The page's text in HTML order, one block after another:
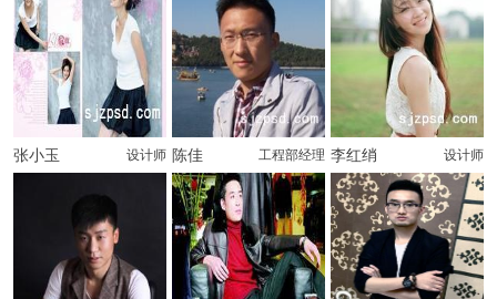
张小玉 设计师 陈佳 工程部经理 李红绡 设计师